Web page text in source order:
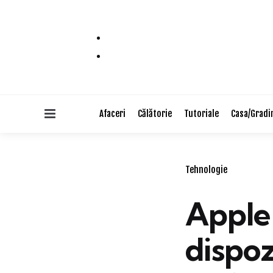
Afaceri Călătorie Tutoriale Casa/
Categories
Tehnologie